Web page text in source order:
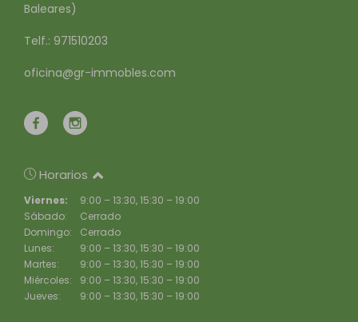
Baleares)
Telf.: 971510203
oficina@gr-immobles.com
Horarios
Viernes:
9:00 – 13:30, 15:30 – 19:00
Sábado:
Cerrado
Domingo:
Cerrado
Lunes:
9:00 – 13:30, 15:30 – 19:00
Martes:
9:00 – 13:30, 15:30 – 19:00
Miércoles:
9:00 – 13:30, 15:30 – 19:00
Jueves:
9:00 – 13:30, 15:30 – 19:00